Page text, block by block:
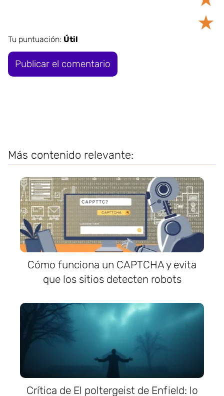
★
Tu puntuación: Útil
Más contenido relevante:
Cómo funciona un CAPTCHA y evita
que los sitios detecten robots
Crítica de El poltergeist de Enfield: lo